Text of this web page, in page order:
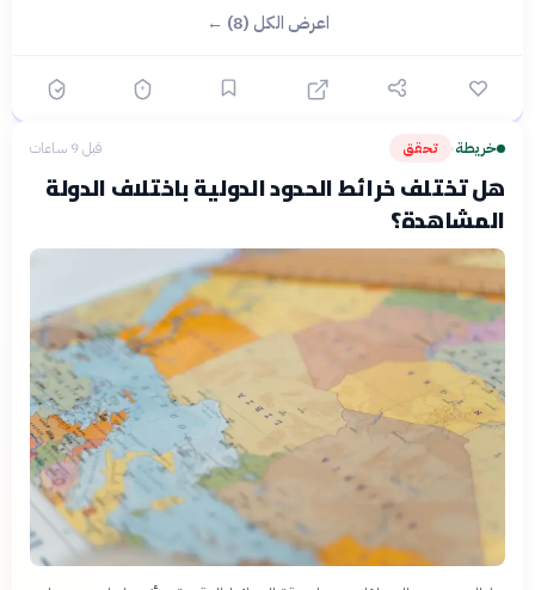
اعرض الكل (8) ←
خريطة› تحقق قبل 9 ساعات
هل تختلف خرائط الحدود الدولية باختلاف الدولة
المشاهدة؟